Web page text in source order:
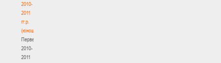
2010-
2011
гг.р.
(юноши)
Первенство
2010-
2011